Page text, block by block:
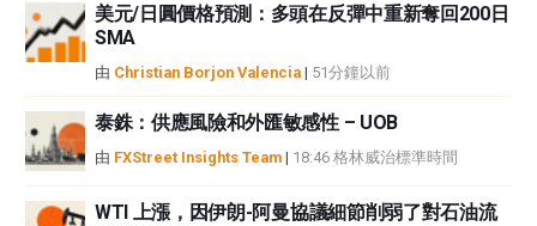
美元/日圓價格預測：多頭在反彈中重新奪回200日
SMA
由 Christian Borjon Valencia | 51分鐘以前
泰銖：供應風險和外匯敏感性 – UOB
由 FXStreet Insights Team | 18:46 格林威治標準時間
WTI 上漲，因伊朗-阿曼協議細節削弱了對石油流